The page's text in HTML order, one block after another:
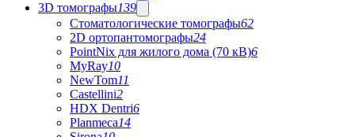
3D томографы139
Стоматологические томографы62
2D ортопантомографы24
PointNix для жилого дома (70 кВ)6
MyRay10
NewTom11
Castellini2
HDX Dentri6
Planmeca14